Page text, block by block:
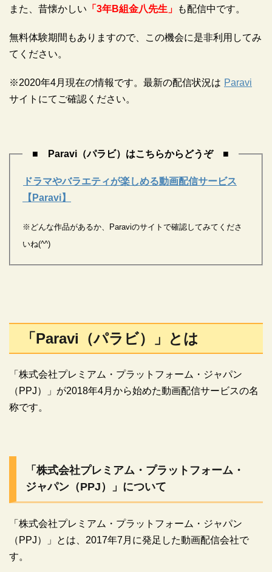
また、昔懐かしい 「3年B組金八先生」 も配信中です。
無料体験期間もありますので、この機会に是非利用してみ
てください。
※2020年4月現在の情報です。最新の配信状況は Paravi
サイトにてご確認ください。
■ Paravi（パラビ）はこちらからどうぞ ■
ドラマやバラエティが楽しめる動画配信サービス
【Paravi】
※どんな作品があるか、Paraviのサイトで確認してみてくださ
いね(^^)
「Paravi（パラビ）」とは
「株式会社プレミアム・プラットフォーム・ジャパン
（PPJ）」が2018年4月から始めた動画配信サービスの名
称です。
「株式会社プレミアム・プラットフォーム・
ジャパン（PPJ）」について
「株式会社プレミアム・プラットフォーム・ジャパン
（PPJ）」とは、2017年7月に発足した動画配信会社で
す。